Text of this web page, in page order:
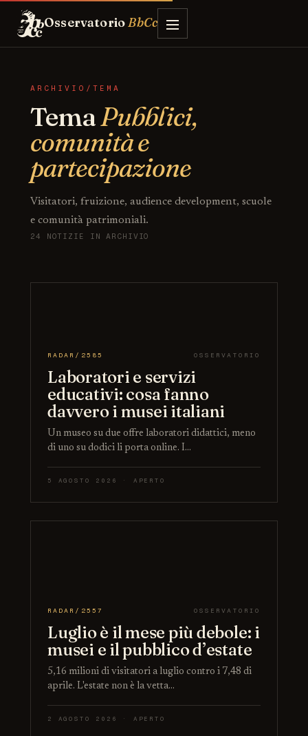
OsservatorioBbCc
ARCHIVIO/TEMA
TemaPubblici,
comunità e
partecipazione
Visitatori, fruizione, audience development, scuole
e comunità patrimoniali.
24 NOTIZIE IN ARCHIVIO
RADAR/2585 OSSERVATORIO
Laboratori e servizi
educativi: cosa fanno
davvero i musei italiani
Un museo su due offre laboratori didattici, meno
di uno su dodici li porta online. I…
5 AGOSTO 2026 · APERTO
RADAR/2557 OSSERVATORIO
Luglio è il mese più debole: i
musei e il pubblico d’estate
5,16 milioni di visitatori a luglio contro i 7,48 di
aprile. L'estate non è la vetta…
2 AGOSTO 2026 · APERTO